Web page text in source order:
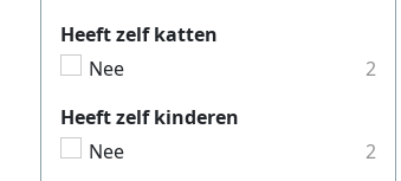
Heeft zelf katten
Nee
2
Heeft zelf kinderen
Nee
2